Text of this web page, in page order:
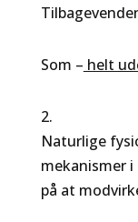
Som – helt
2.
Naturlige
mekanismer
på at